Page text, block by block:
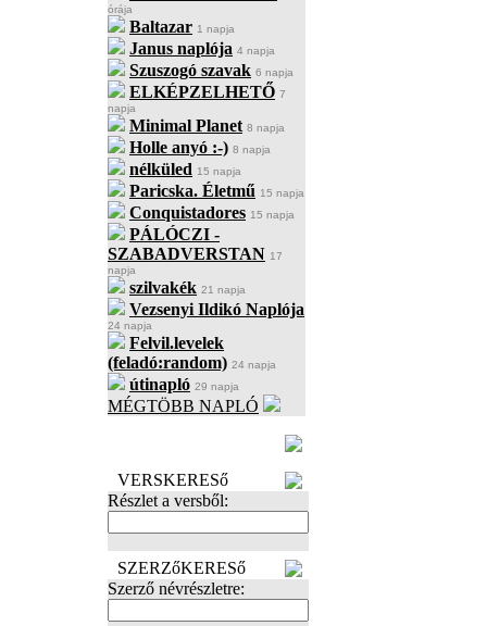
órája
Baltazar 1 napja
Janus naplója 4 napja
Szuszogó szavak 6 napja
ELKÉPZELHETŐ 7
napja
Minimal Planet 8 napja
Holle anyó :-) 8 napja
nélküled 15 napja
Paricska. Életmű 15 napja
Conquistadores 15 napja
PÁLÓCZI -
SZABADVERSTAN 17
napja
szilvakék 21 napja
Vezsenyi Ildikó Naplója
24 napja
Felvil.levelek
(feladó:random) 24 napja
útinapló 29 napja
MÉGTÖBB NAPLÓ
VERSKERESő
Részlet a versből:
SZERZőKERESő
Szerző névrészletre: